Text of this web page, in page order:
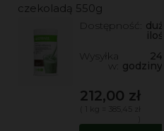
czekoladą 550g
Dostępność: duża
ilość
Wysyłka
w:
24
godziny
212,00 zł